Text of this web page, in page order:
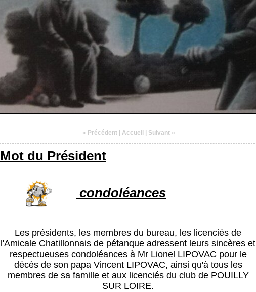
« Précédent Accueil Suivant »
Mot du Président
condoléances
Les présidents, les membres du bureau, les licenciés de
l'Amicale Chatillonnais de pétanque adressent leurs sincères et
respectueuses condoléances à Mr Lionel LIPOVAC pour le
décès de son papa Vincent LIPOVAC, ainsi qu'à tous les
membres de sa famille et aux licenciés du club de POUILLY
SUR LOIRE.